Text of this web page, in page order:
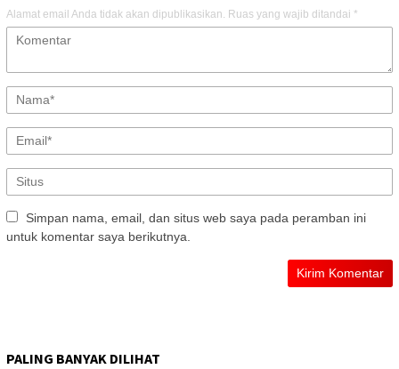
Alamat email Anda tidak akan dipublikasikan. Ruas yang wajib ditandai *
Simpan nama, email, dan situs web saya pada peramban ini
untuk komentar saya berikutnya.
PALING BANYAK DILIHAT